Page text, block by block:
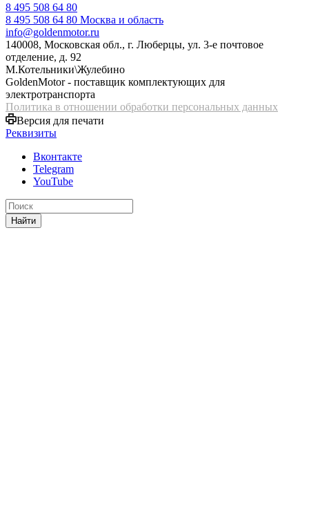
8 495 508 64 80
8 495 508 64 80 Москва и область
info@goldenmotor.ru
140008, Московская обл., г. Люберцы, ул. 3-е почтовое
отделение, д. 92
М.Котельники\Жулебино
GoldenMotor - поставщик комплектующих для
электротранспорта
Политика в отношении обработки персональных данных
Версия для печати
Реквизиты
Вконтакте
Telegram
YouTube
Найти